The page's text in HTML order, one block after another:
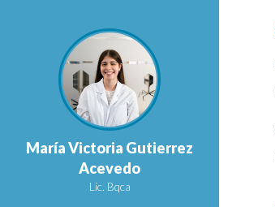
María Victoria Gutierrez
Acevedo
Lic. Bqca